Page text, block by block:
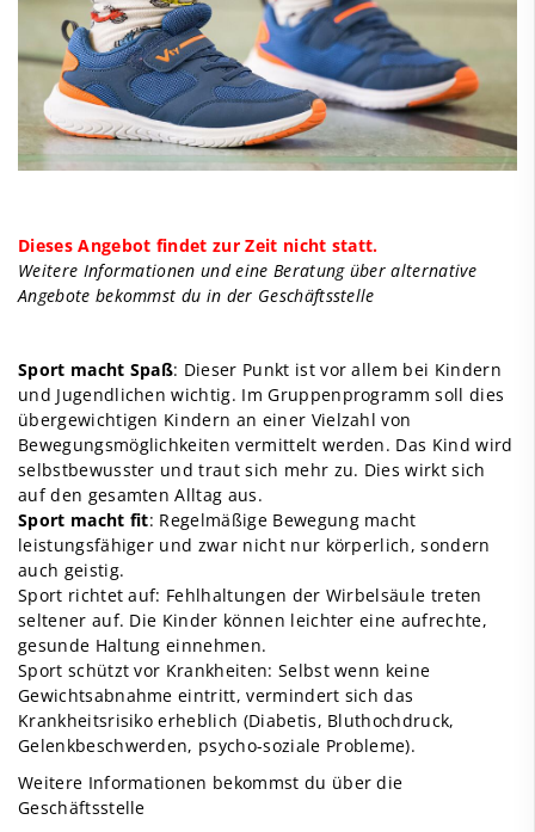
Dieses Angebot findet zur Zeit nicht statt.
Weitere Informationen und eine Beratung über alternative
Angebote bekommst du in der Geschäftsstelle
Sport macht Spaß: Dieser Punkt ist vor allem bei Kindern
und Jugendlichen wichtig. Im Gruppenprogramm soll dies
übergewichtigen Kindern an einer Vielzahl von
Bewegungsmöglichkeiten vermittelt werden. Das Kind wird
selbstbewusster und traut sich mehr zu. Dies wirkt sich
auf den gesamten Alltag aus.
Sport macht fit: Regelmäßige Bewegung macht
leistungsfähiger und zwar nicht nur körperlich, sondern
auch geistig.
Sport richtet auf: Fehlhaltungen der Wirbelsäule treten
seltener auf. Die Kinder können leichter eine aufrechte,
gesunde Haltung einnehmen.
Sport schützt vor Krankheiten: Selbst wenn keine
Gewichtsabnahme eintritt, vermindert sich das
Krankheitsrisiko erheblich (Diabetis, Bluthochdruck,
Gelenkbeschwerden, psycho-soziale Probleme).
Weitere Informationen bekommst du über die
Geschäftsstelle